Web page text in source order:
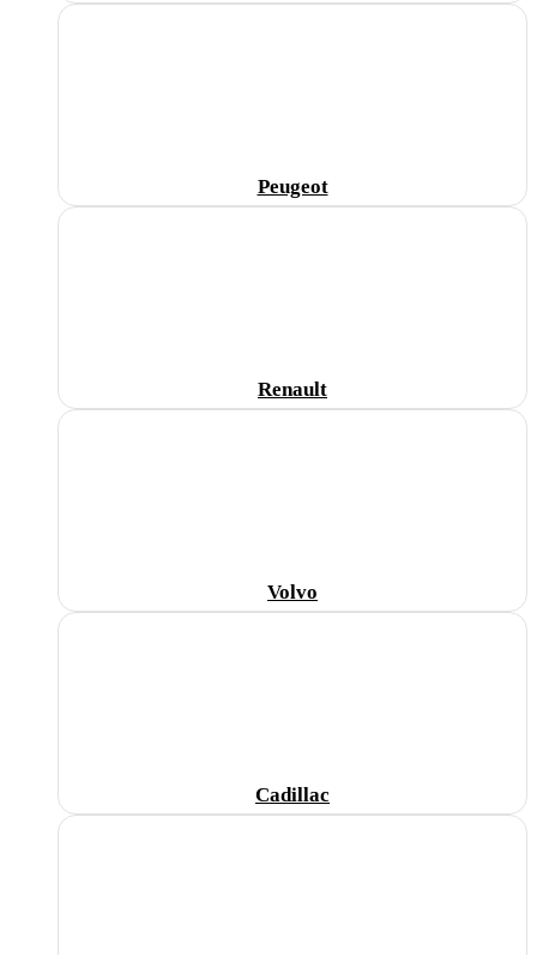
Peugeot
Renault
Volvo
Cadillac